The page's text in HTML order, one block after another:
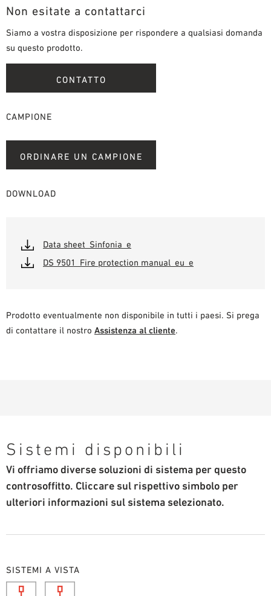
Non esitate a contattarci
Siamo a vostra disposizione per rispondere a qualsiasi domanda
su questo prodotto.
CONTATTO
CAMPIONE
ORDINARE UN CAMPIONE
DOWNLOAD
Data sheet_Sinfonia_e
DS 9501_Fire protection manual_eu_e
Prodotto eventualmente non disponibile in tutti i paesi. Si prega
di contattare il nostro Assistenza al cliente.
Sistemi disponibili
Vi offriamo diverse soluzioni di sistema per questo
controsoffitto. Cliccare sul rispettivo simbolo per
ulteriori informazioni sul sistema selezionato.
SISTEMI A VISTA